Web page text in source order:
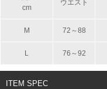
cm
ウエスト
M 72～88
L 76～92
ITEM SPEC